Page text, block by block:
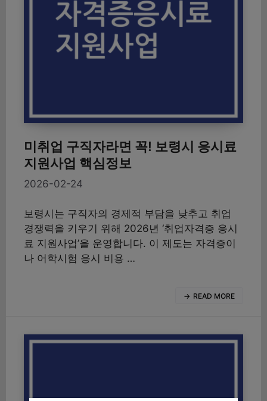
미취업 구직자라면 꼭! 보령시 응시료
지원사업 핵심정보
2026-02-24
보령시는 구직자의 경제적 부담을 낮추고 취업
경쟁력을 키우기 위해 2026년 ‘취업자격증 응시
료 지원사업’을 운영합니다. 이 제도는 자격증이
나 어학시험 응시 비용 …
READ MORE